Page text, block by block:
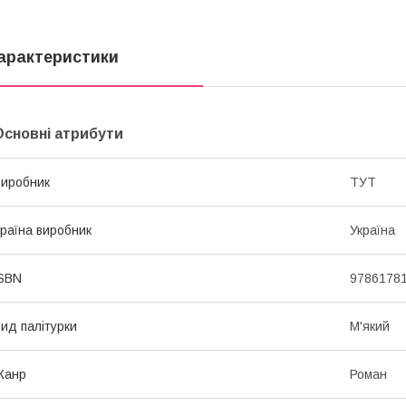
атрибути
ТУТ
виробник Україна
палітурки М'який
Роман